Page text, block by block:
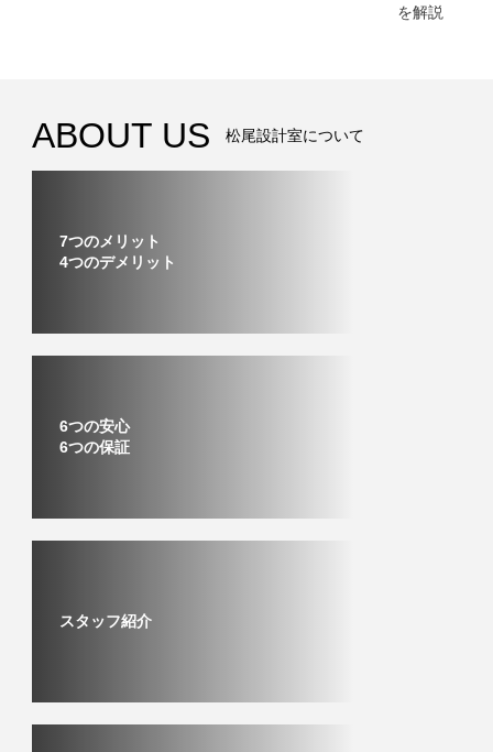
を解説
ABOUT US 松尾設計室について
7つのメリット
4つのデメリット
6つの安心
6つの保証
スタッフ紹介